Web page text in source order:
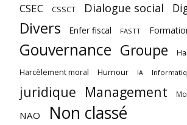
CSEC CSSCT Dialogue social
Divers Enfer fiscal FASTT
Gouvernance Groupe
Harcèlement moral Humour IA
juridique Management
NAO Non classé